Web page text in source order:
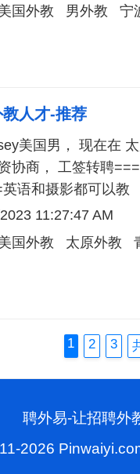
国外教 男外教 宁
人才-推荐
美国男， 现在在
协商， 工签转聘
语和摄影都可以教
11:27:47 AM
国外教 太原外教
1 2 3
聘外易-让招聘外
2026